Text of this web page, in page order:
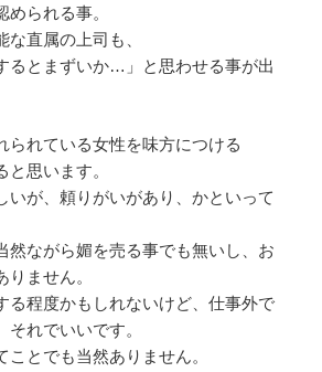
られる事。
直属の上司も、
るとまずいか…」と思わせる事が出
られている女性を味方につける
思います。
が、頼りがいがあり、かといって
ながら媚を売る事でも無いし、お
ません。
程度かもしれないけど、仕事外で
れでいいです。
とでも当然ありません。